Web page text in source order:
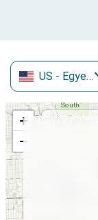
US - Egyesült Államok
+
−